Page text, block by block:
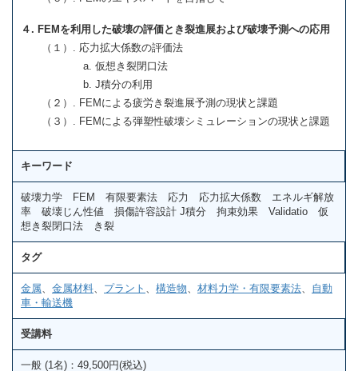
４. FEMを利用した破壊の評価とき裂進展および破壊予測への応用
（１）. 応力拡大係数の評価法
a. 仮想き裂閉口法
b. J積分の利用
（２）. FEMによる疲労き裂進展予測の現状と課題
（３）. FEMによる弾塑性破壊シミュレーションの現状と課題
キーワード
破壊力学 FEM 有限要素法 応力 応力拡大係数 エネルギ解放
率 破壊じん性値 損傷許容設計 J積分 拘束効果 Validatio 仮
想き裂閉口法 き裂
タグ
金属 金属材料 プラント 構造物 材料力学・有限要素法
自動
車・輸送機
受講料
一般 (1名)：49,500円(税込)